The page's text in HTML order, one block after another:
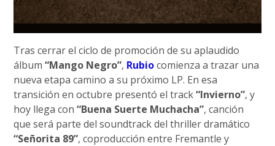
Tras cerrar el ciclo de promoción de su aplaudido
álbum“Mango Negro”, Rubiocomienza a trazar una
nueva etapa camino a su próximo LP. En esa
transición en octubre presentó el track“Invierno”, y
hoy llega con“Buena Suerte Muchacha”, canción
que será parte del soundtrack del thriller dramático
“Señorita 89”, coproducción entre Fremantle y